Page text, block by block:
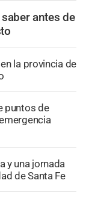
antes de
la provincia de
puntos de
y una jornada
de Santa Fe